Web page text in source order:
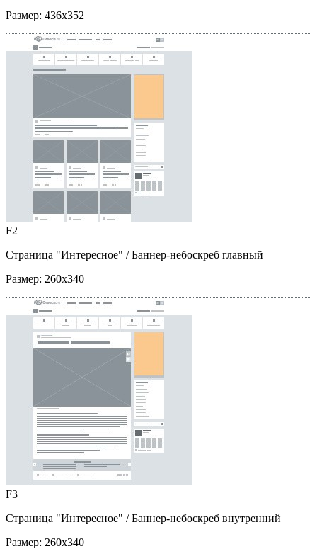
Размер: 436x352
F2
Страница "Интересное" / Баннер-небоскреб главный
Размер: 260x340
F3
Страница "Интересное" / Баннер-небоскреб внутренний
Размер: 260x340